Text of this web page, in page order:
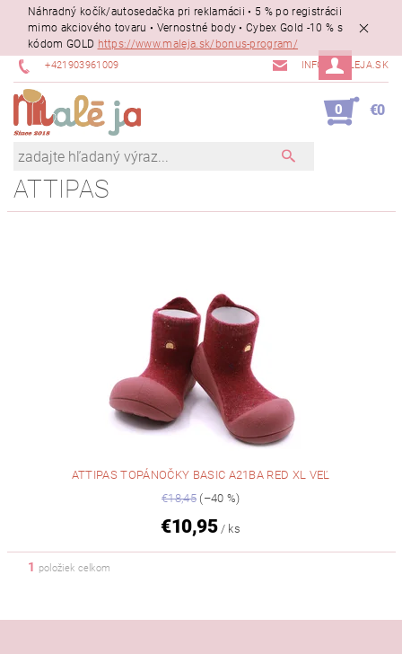
Náhradný kočík/autosedačka pri reklamácii • 5 % po registrácii
mimo akciového tovaru • Vernostné body • Cybex Gold -10 % s
kódom GOLD https://www.maleja.sk/bonus-program/
+421903961009 INFO@MALEJA.SK
0 €0
ATTIPAS
ATTIPAS TOPÁNOČKY BASIC A21BA RED XL VEĽ
€18,45(–40 %)
€10,95 / ks
1 položiek celkom